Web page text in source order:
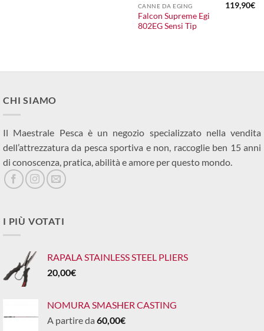
CANNE DA EGING
Falcon Supreme Egi
802EG Sensi Tip
119,90€
CHI SIAMO
Il Maestrale Pesca è un negozio specializzato nella vendita
dell’attrezzatura da pesca sportiva e non, raccoglie ben 15 anni
di conoscenza, pratica, abilità e amore per questo mondo.
I PIÙ VOTATI
RAPALA STAINLESS STEEL PLIERS
20,00€
NOMURA SMASHER CASTING
A partire da 60,00€